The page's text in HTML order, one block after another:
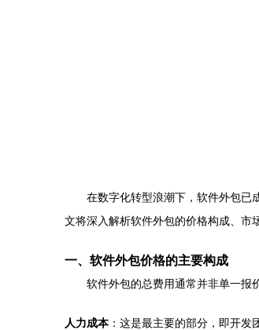
在数字化转型浪潮下，软件外包已
文将深入解析软件外包的价格构成、市
一、软件外包价格的主要构成
软件外包的总费用通常并非单一报
人力成本：这是最主要的部分，即开发